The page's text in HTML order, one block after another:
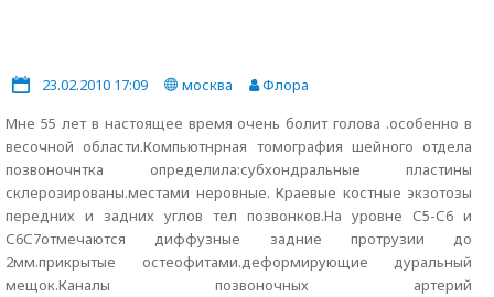
23.02.2010 17:09 москва
Флора
Мне 55 лет в настоящее время очень болит голова .особенно в
весочной области.Компьютнрная томография шейного отдела
позвоночнтка определила:субхондральные пластины
склерозированы.местами неровные. Краевые костные экзотозы
передних и задних углов тел позвонков.На уровне С5-С6 и
С6С7отмечаются диффузные задние протрузии до
2мм.прикрытые остеофитами.деформирующие дуральный
мещок.Каналы позвоночных артерий